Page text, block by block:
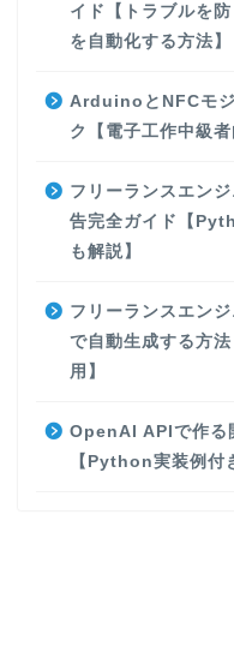
イド【トラブルを
を自動化する方法】
ArduinoとNFCモ
ク【電子工作中級者
フリーランスエン
告完全ガイド【
も解説】
フリーランスエン
で自動生成する方
用】
OpenAI APIで作る
【Python実装例付